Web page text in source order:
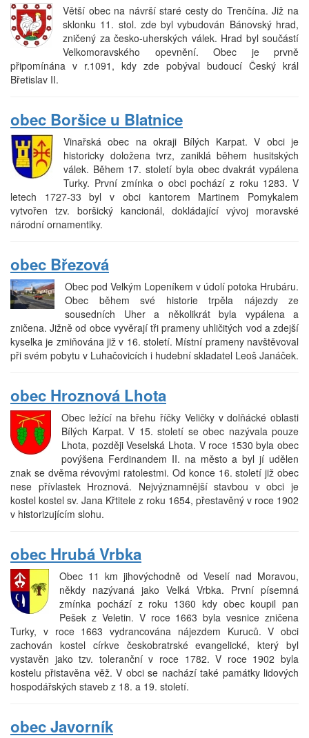
Větší obec na návrší staré cesty do Trenčína. Již na
sklonku 11. stol. zde byl vybudován Bánovský hrad,
zničený za česko-uherských válek. Hrad byl součástí
Velkomoravského opevnění. Obec je prvně
připomínána v r.1091, kdy zde pobýval budoucí Český král
Břetislav II.
obec Boršice u Blatnice
Vinařská obec na okraji Bílých Karpat. V obci je
historicky doložena tvrz, zaniklá během husitských
válek. Během 17. století byla obec dvakrát vypálena
Turky. První zmínka o obci pochází z roku 1283. V
letech 1727-33 byl v obci kantorem Martinem Pomykalem
vytvořen tzv. boršický kancionál, dokládající vývoj moravské
národní ornamentiky.
obec Březová
Obec pod Velkým Lopeníkem v údolí potoka Hrubáru.
Obec během své historie trpěla nájezdy ze
sousedních Uher a několikrát byla vypálena a
zničena. Jižně od obce vyvěrají tři prameny uhličitých vod a zdejší
kyselka je zmiňována již v 16. století. Místní prameny navštěvoval
při svém pobytu v Luhačovicích i hudební skladatel Leoš Janáček.
obec Hroznová Lhota
Obec ležící na břehu říčky Veličky v dolňácké oblasti
Bílých Karpat. V 15. století se obec nazývala pouze
Lhota, později Veselská Lhota. V roce 1530 byla obec
povýšena Ferdinandem II. na město a byl jí udělen
znak se dvěma révovými ratolestmi. Od konce 16. století již obec
nese přívlastek Hroznová. Nejvýznamnější stavbou v obci je
kostel kostel sv. Jana Křtitele z roku 1654, přestavěný v roce 1902
v historizujícím slohu.
obec Hrubá Vrbka
Obec 11 km jihovýchodně od Veselí nad Moravou,
někdy nazývaná jako Velká Vrbka. První písemná
zmínka pochází z roku 1360 kdy obec koupil pan
Pešek z Veletin. V roce 1663 byla vesnice zničena
Turky, v roce 1663 vydrancována nájezdem Kuruců. V obci
zachován kostel církve českobratrské evangelické, který byl
vystavěn jako tzv. toleranční v roce 1782. V roce 1902 byla
kostelu přistavěna věž. V obci se nachází také památky lidových
hospodářských staveb z 18. a 19. století.
obec Javorník